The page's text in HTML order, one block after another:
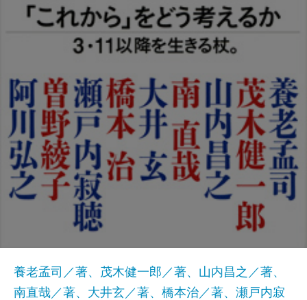
養老孟司／著、茂木健一郎／著、山内昌之／著、
南直哉／著、大井玄／著、橋本治／著、瀬戸内寂